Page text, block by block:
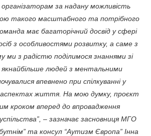
організаторам за надану можливість
такого масштабного та потрібного
має багаторічний досвід у сфері
з особливостями розвитку, а саме з
ми з радістю поділимося знаннями зі
якнайбільше людей з ментальними
впевнено при спілкуванні у
аспектах життя. На мою думку, проєкт
кроком вперед до впровадження
– зазначає засновниця МГО
та консул “Аутизм Європа” Інна